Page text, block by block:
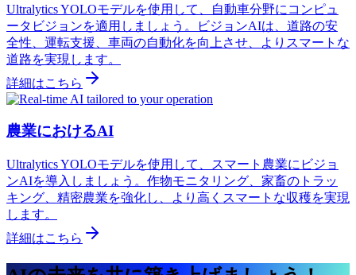
Ultralytics YOLOモデルを使用して、自動車分野にコンピュ
ータビジョンを適用しましょう。ビジョンAIは、道路の安
全性、運転支援、車両の自動化を向上させ、よりスマートな
道路を実現します。
詳細はこちら
農業におけるAI
Ultralytics YOLOモデルを使用して、スマート農業にビジョ
ンAIを導入しましょう。作物モニタリング、家畜のトラッ
キング、精密農業を強化し、より高くスマートな収穫を実現
します。
詳細はこちら